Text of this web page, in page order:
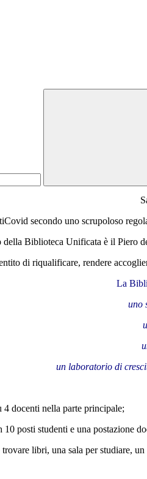
secondo uno scrupoloso
Biblioteca Unificata è il Piero
di riqualificare, rendere
La
uno
un laboratorio di
4 docenti nella parte principale;
posti studenti e una postazione
libri, una sala per studiare,